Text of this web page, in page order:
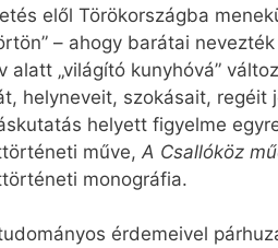
elől Törökországba
– ahogy barátai
alatt „világító kunyhóvá”
helyneveit, szokásait,
helyett figyelme
műve, A Csallóköz
monográfia.
érdemeivel